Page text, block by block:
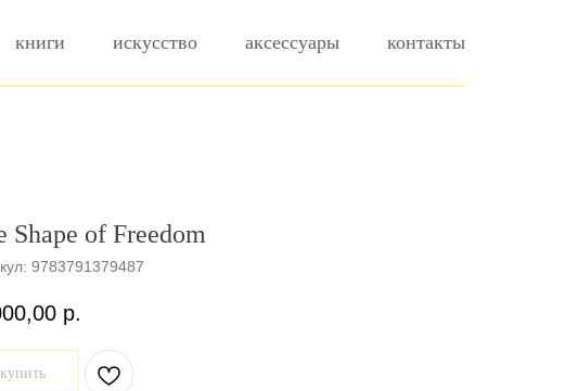
книги искусство аксессуары контакты
Shape of Freedom
9783791379487
р.
купить